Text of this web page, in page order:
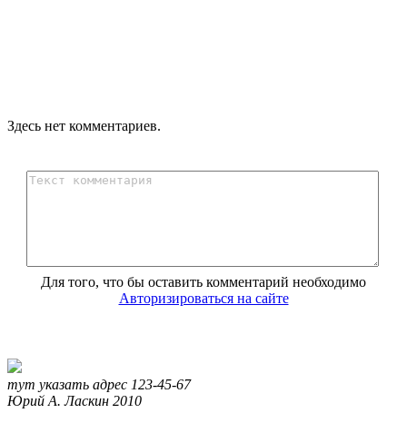
Здесь нет комментариев.
Для того, что бы оставить комментарий необходимо
Авторизироваться на сайте
тут указать адрес 123-45-67
Юрий А. Ласкин 2010